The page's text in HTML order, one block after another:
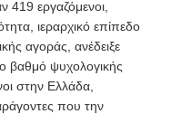
εργαζόμενοι,
ιεραρχικό επίπεδο
αγοράς, ανέδειξε
βαθμό ψυχολογικής
στην Ελλάδα,
που την